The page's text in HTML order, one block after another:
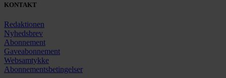
KONTAKT
Redaktionen
Nyhedsbrev
Abonnement
Gaveabonnement
Websamtykke
Abonnementsbetingelser